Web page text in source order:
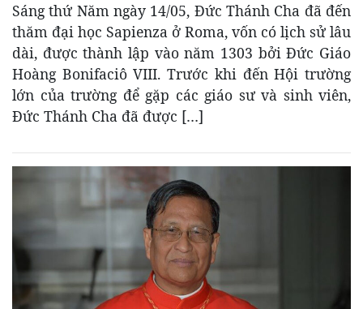
Sáng thứ Năm ngày 14/05, Đức Thánh Cha đã đến
thăm đại học Sapienza ở Roma, vốn có lịch sử lâu
dài, được thành lập vào năm 1303 bởi Đức Giáo
Hoàng Bonifaciô VIII. Trước khi đến Hội trường
lớn của trường để gặp các giáo sư và sinh viên,
Đức Thánh Cha đã được […]